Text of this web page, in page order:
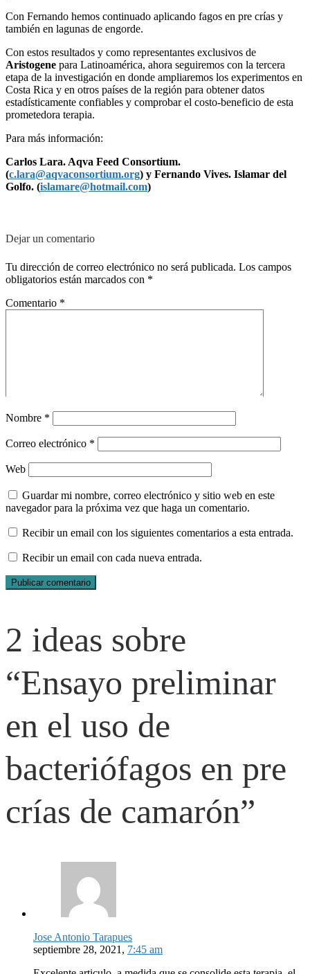
Con Fernando hemos continuado aplicando fagos en pre crías y
también en lagunas de engorde.
Con estos resultados y como representantes exclusivos de
Aristogene para Latinoamérica, ahora seguiremos con la tercera
etapa de la investigación en donde ampliaremos los experimentos en
Costa Rica y en otros países de la región para obtener datos
estadísticamente confiables y comprobar el costo-beneficio de esta
prometedora terapia.
Para más información:
Carlos Lara. Aqva Feed Consortium.
(c.lara@aqvaconsortium.org) y Fernando Vives. Islamar del
Golfo. (islamare@hotmail.com)
Dejar un comentario
Tu dirección de correo electrónico no será publicada. Los campos
obligatorios están marcados con *
Comentario *
Nombre *
Correo electrónico *
Web
Guardar mi nombre, correo electrónico y sitio web en este
navegador para la próxima vez que haga un comentario.
Recibir un email con los siguientes comentarios a esta entrada.
Recibir un email con cada nueva entrada.
2 ideas sobre
“Ensayo preliminar
en el uso de
bacteriófagos en pre
crías de camarón”
Jose Antonio Tarapues
septiembre 28, 2021, 7:45 am